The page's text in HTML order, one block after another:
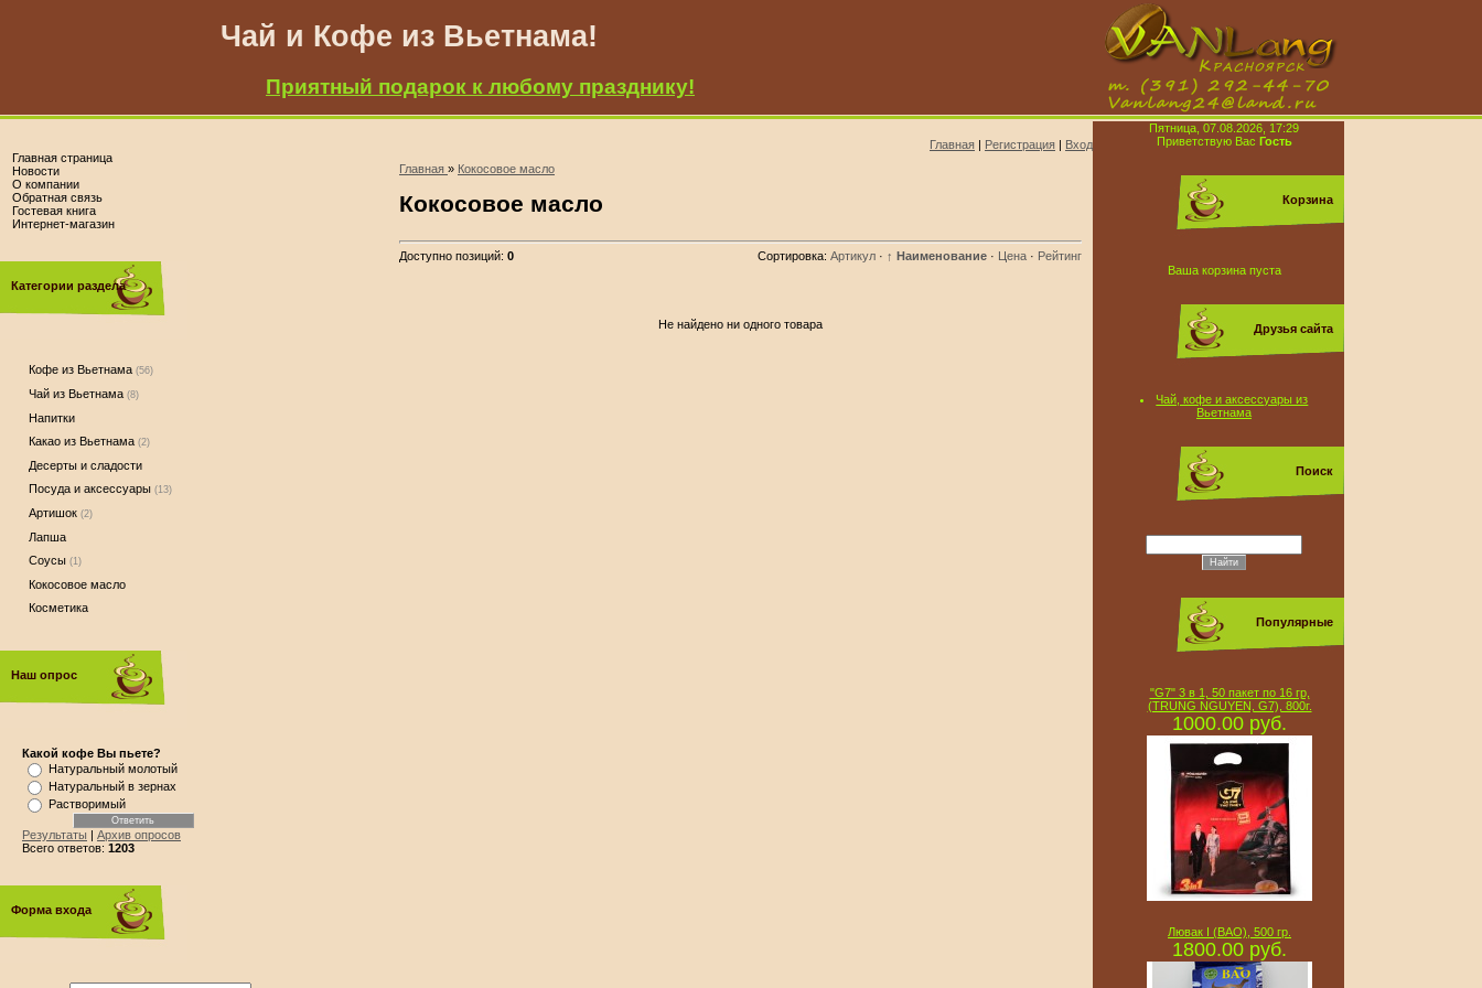
Чай и Кофе из Вьетнама!
Приятный подарок к любому празднику!
Главная | Регистрация | Вход
Главная страница
Новости
О компании
Обратная связь
Гостевая книга
Интернет-магазин
Категории раздела
Кофе из Вьетнама (56)
Чай из Вьетнама (8)
Напитки
Какао из Вьетнама (2)
Десерты и сладости
Посуда и аксессуары (13)
Артишок (2)
Лапша
Соусы (1)
Кокосовое масло
Косметика
Наш опрос
Какой кофе Вы пьете?
Натуральный молотый
Натуральный в зернах
Растворимый
Результаты | Архив опросов
Всего ответов: 1203
Форма входа
Главная » Кокосовое масло
Кокосовое масло
Доступно позиций: 0 Сортировка: Артикул · ↑ Наименование · Цена · Рейтинг
Не найдено ни одного товара
Пятница, 07.08.2026, 17:29
Приветствую Вас Гость
Корзина
Ваша корзина пуста
Друзья сайта
Чай, кофе и аксессуары из
Вьетнама
Поиск
Популярные
"G7" 3 в 1, 50 пакет по 16 гр,
(TRUNG NGUYEN, G7), 800г.
1000.00 руб.
Лювак I (BAO), 500 гр.
1800.00 руб.